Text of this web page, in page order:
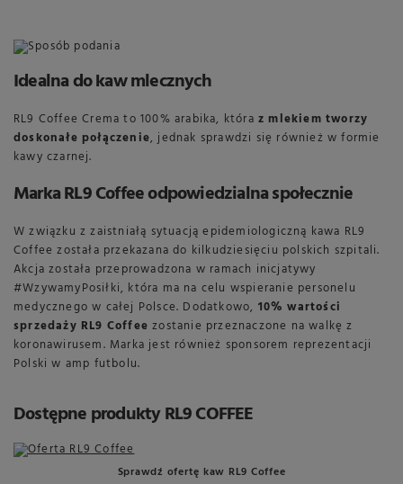
Idealna do kaw mlecznych
RL9 Coffee Crema to 100% arabika, któraz mlekiem tworzy
doskonałe połączenie, jednak sprawdzi się również w formie
kawy czarnej.
Marka RL9 Coffee odpowiedzialna społecznie
W związku z zaistniałą sytuacją epidemiologiczną kawa RL9
Coffee została przekazana do kilkudziesięciu polskich szpitali.
Akcja została przeprowadzona w ramach inicjatywy
#WzywamyPosiłki, która ma na celu wspieranie personelu
medycznego w całej Polsce. Dodatkowo, 10% wartości
sprzedaży RL9 Coffee zostanie przeznaczone na walkę z
koronawirusem. Marka jest również sponsorem reprezentacji
Polski w amp futbolu.
Dostępne produkty RL9 COFFEE
Sprawdź ofertę kaw RL9 Coffee